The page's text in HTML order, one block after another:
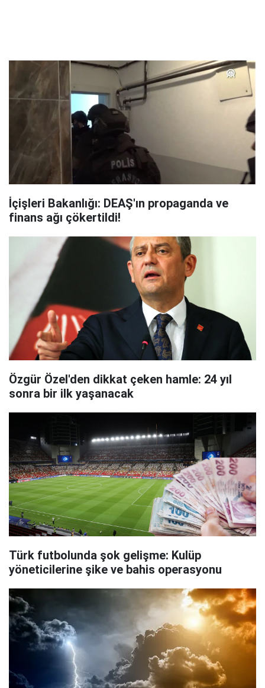
İçişleri Bakanlığı: DEAŞ'ın propaganda ve
finans ağı çökertildi!
Özgür Özel'den dikkat çeken hamle: 24 yıl
sonra bir ilk yaşanacak
Türk futbolunda şok gelişme: Kulüp
yöneticilerine şike ve bahis operasyonu